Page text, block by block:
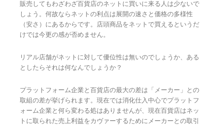
販売してもわざわざ百貨店のネットに買いに来る人は少ないで
しょう。何故ならネットの利点は展開の速さと価格の多様性
（安さ）にあるからです。店頭商品をネットで買えるというだ
けでは今更の感が否めません。
リアル店舗がネットに対して優位性は無いのでしょうか、ある
としたらそれは何なんでしょうか？
プラットフォーム企業と百貨店の最大の差は「メーカー」との
取組の差が挙げられます。現在では消化仕入中心でプラットフ
ォーム企業と何ら変わる処はありませんが、現在百貨店はネッ
トに取られた売上利益をカヴァーするためにメーカーとの取引